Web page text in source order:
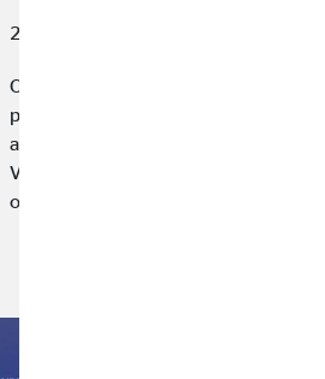
27 de marzo de 2026
OVB España, compañía líder en
particulares, ha sido
aseguradora de Europa, con el
Vida 2025 en el marco de un
organizado por la aseguradora.